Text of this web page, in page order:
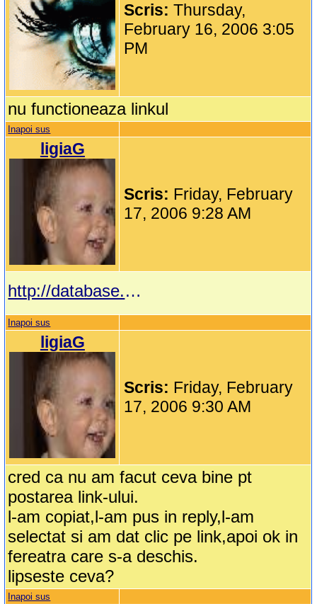
Scris:Thursday,
February 16, 2006 3:05
PM
nu functioneaza linkul
Inapoi sus
ligiaG
Scris: Friday, February
17, 2006 9:28 AM
http://database.cs.wayne.edu/marius/personal/Theo/Cantece_Copii/
Inapoi sus
ligiaG
Scris: Friday, February
17, 2006 9:30 AM
cred ca nu am facut ceva bine pt
postarea link-ului.
l-am copiat,l-am pus in reply,l-am
selectat si am dat clic pe link,apoi ok in
fereatra care s-a deschis.
lipseste ceva?
Inapoi sus